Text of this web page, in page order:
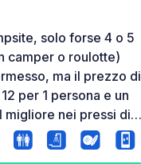
solo forse 4 o 5
camper o roulotte)
ma il prezzo di
per 1 persona e un
migliore nei pressi di
simpatica l'iniziativa
spaccio aziendale